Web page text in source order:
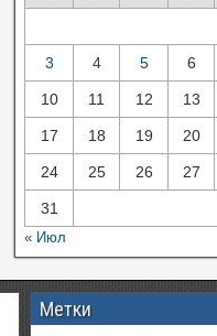
3 4 5 6
10 11 12 13
17 18 19 20
24 25 26 27
31
« Июл
Метки